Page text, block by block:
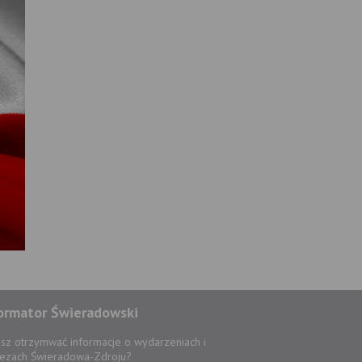
Świeradowski
otrzymwać informacje o wydarzeniach i
Świeradowa-Zdroju?